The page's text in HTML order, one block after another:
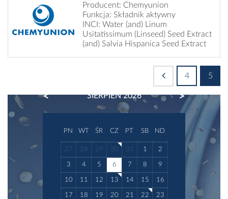
Producent: Chemyunion
Funkcja: Składnik aktywny
INCI: Water (and) Linum
Usitatissimum (Linseed) Seed Extract
(and) Salvia Hispanica Seed Extract
4 5
SIERPIEŃ 2026
PREVIOUS NEXT
PN WT ŚR CZ PT SB ND
27 28 29 30 31 1 2
3 4 5 6 7 8 9
10 11 12 13 14 15 16
17 18 19 20 21 22 23